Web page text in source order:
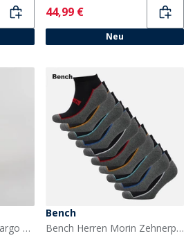
Current
44,99 €
Neu
Bench Herren Noahs Cargo Shorts Steel Grey
Bench
Bench Herren Morin Zehnerpack Turnschuh Socken Mit Frottee Fussbett Schwarz